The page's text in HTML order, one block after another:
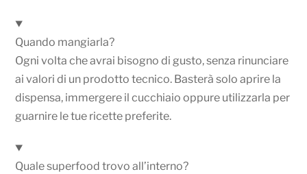
Quando mangiarla?
Ogni volta che avrai bisogno di gusto, senza rinunciare
ai valori di un prodotto tecnico. Basterà solo aprire la
dispensa, immergere il cucchiaio oppure utilizzarla per
guarnire le tue ricette preferite.
Quale superfood trovo all’interno?